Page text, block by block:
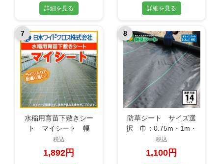
詳細を見る 詳細を見る
7
水稲用育苗下敷きシー
ト マイシート 幅
5.5m（3間） 長さ1m単
位で指定可能
税込
1,892円
8
防草シート サイズ選
択 巾：0.75m・1m・
1.5m・巾2m／長さ：10
ｍ・30ｍ・50ｍ・100
ｍ おてんとさん 防
税込
1,100円